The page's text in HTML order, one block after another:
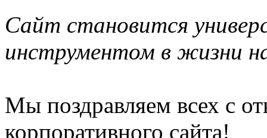
Сайт становится
инструментом в жизни
Мы поздравляем всех с
корпоративного сайта!